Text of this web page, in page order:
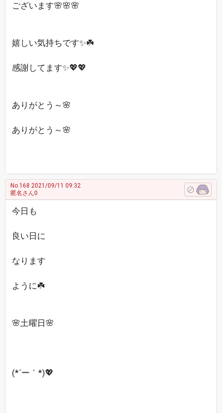
ございます🌸🌸🌸
嬉しい気持ちです✨☘️
感謝してます✨💖💖
ありがとう～🌸
ありがとう～🌸
No.168 2021/09/11 09:32
匿名さん0
今日も
良い日に
なります
ように☘️
🌸土曜日🌸
(*´ー｀*)💖